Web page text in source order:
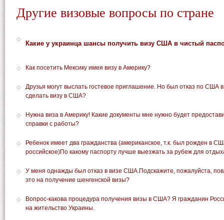
Другие визовые вопросы по стране
Какие у украинца шансы получить визу США в чистый
Как посетить Мексику имея визу в Америку?
Друзья могут выслать гостевое приглашение. Но был отказ по США
сделать визу в США?
Нужна виза в Америку! Какие документы мне нужно будет
справки с работы?
Ребенок имеет два гражданства (американское, т.к. был рожден в
российское)По какому паспорту лучше выезжать за рубеж для
У меня однажды был отказ в визе США.Подскажите, пожалуйста,
это на получение шенгенской визы?
Вопрос-какова процедура получения визы в США? Я гражданин
на жительство Украины.